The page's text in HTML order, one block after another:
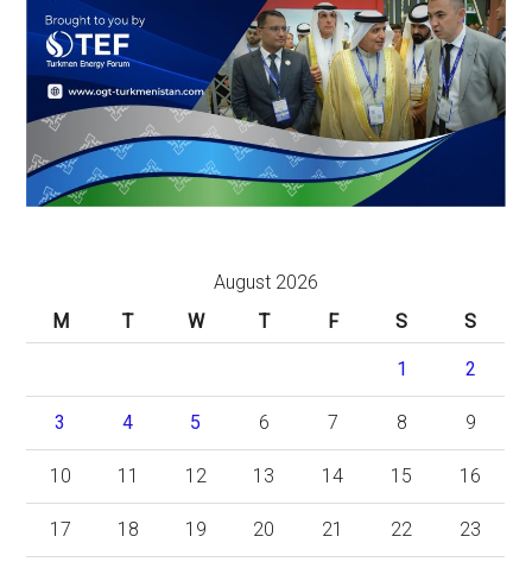
August 2026
M
T W T F S S
1 2
3 4 5 6 7 8 9
10 11 12 13 14 15 16
17 18 19 20 21 22 23